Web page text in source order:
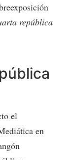
república
el
en